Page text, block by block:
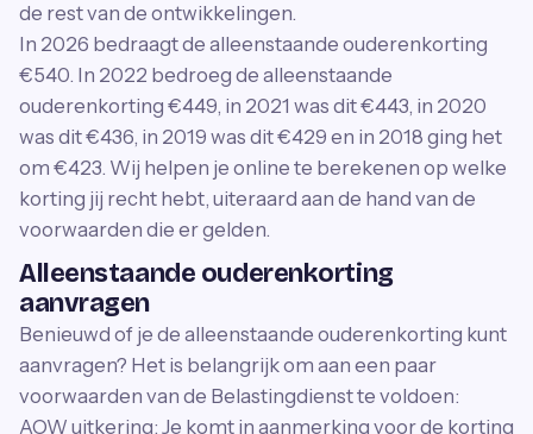
de rest van de ontwikkelingen.
In 2026 bedraagt de alleenstaande ouderenkorting
€540. In 2022 bedroeg de alleenstaande
ouderenkorting €449, in 2021 was dit €443, in 2020
was dit €436, in 2019 was dit €429 en in 2018 ging het
om €423. Wij helpen je online te berekenen op welke
korting jij recht hebt, uiteraard aan de hand van de
voorwaarden die er gelden.
Alleenstaande ouderenkorting
aanvragen
Benieuwd of je de alleenstaande ouderenkorting kunt
aanvragen? Het is belangrijk om aan een paar
voorwaarden van de Belastingdienst te voldoen:
AOW uitkering: Je komt in aanmerking voor de korting